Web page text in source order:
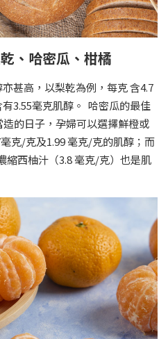
、哈密瓜、柑橘
甚高，以梨乾為例，每克 含4.7
3.55毫克肌醇。 哈密瓜的最佳
的日子，孕婦可以選擇鮮橙或
克/克及1.99 毫克/克的肌醇；而
縮西柚汁（3.8 毫克/克）也是肌